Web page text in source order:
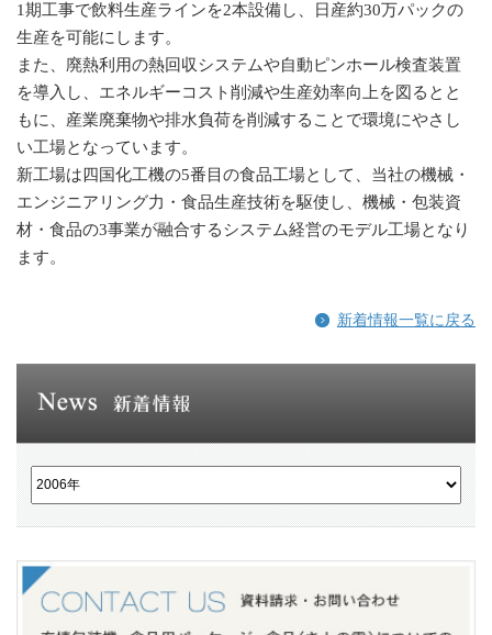
1期工事で飲料生産ラインを2本設備し、日産約30万パックの
生産を可能にします。
また、廃熱利用の熱回収システムや自動ピンホール検査装置
を導入し、エネルギーコスト削減や生産効率向上を図るとと
もに、産業廃棄物や排水負荷を削減することで環境にやさし
い工場となっています。
新工場は四国化工機の5番目の食品工場として、当社の機械・
エンジニアリング力・食品生産技術を駆使し、機械・包装資
材・食品の3事業が融合するシステム経営のモデル工場となり
ます。
新着情報一覧に戻る